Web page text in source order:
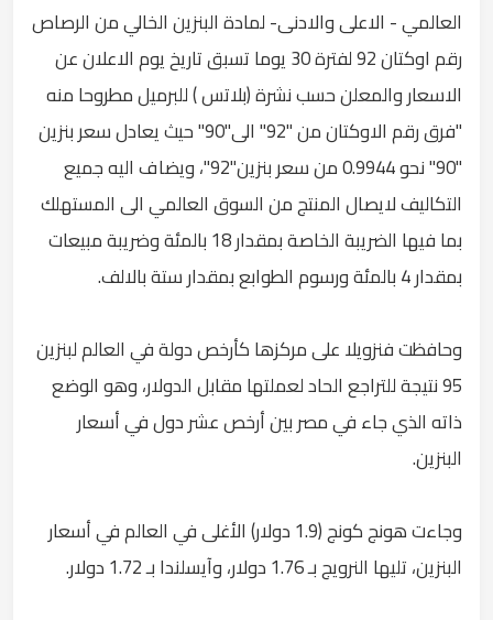
العالمي - الاعلى والادنى- لمادة البنزين الخالي من الرصاص
رقم اوكتان 92 لفترة 30 يوما تسبق تاريخ يوم الاعلان عن
الاسعار والمعلن حسب نشرة (بلاتس ) للبرميل مطروحا منه
"فرق رقم الاوكتان من "92" الى"90" حيث يعادل سعر بنزين
"90" نحو 0.9944 من سعر بنزين"92"، ويضاف اليه جميع
التكاليف لايصال المنتج من السوق العالمي الى المستهلك
بما فيها الضريبة الخاصة بمقدار 18 بالمئة وضريبة مبيعات
بمقدار 4 بالمئة ورسوم الطوابع بمقدار ستة بالالف.
وحافظت فنزويلا على مركزها كأرخص دولة في العالم لبنزين
95 نتيجة للتراجع الحاد لعملتها مقابل الدولار، وهو الوضع
ذاته الذي جاء في مصر بين أرخص عشر دول في أسعار
البنزين.
وجاءت هونج كونج (1.9 دولار) الأغلى في العالم في أسعار
البنزين، تليها النرويج بـ 1.76 دولار، وآيسلندا بـ 1.72 دولار.